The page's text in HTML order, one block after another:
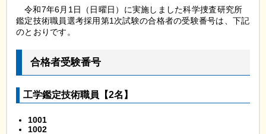
令和7年6月1日（日曜日）に実施しました科学捜査研究所
鑑定技術職員選考採用第1次試験の合格者の受験番号は、下記
のとおりです。
合格者受験番号
工学鑑定技術職員【2名】
1001
1002